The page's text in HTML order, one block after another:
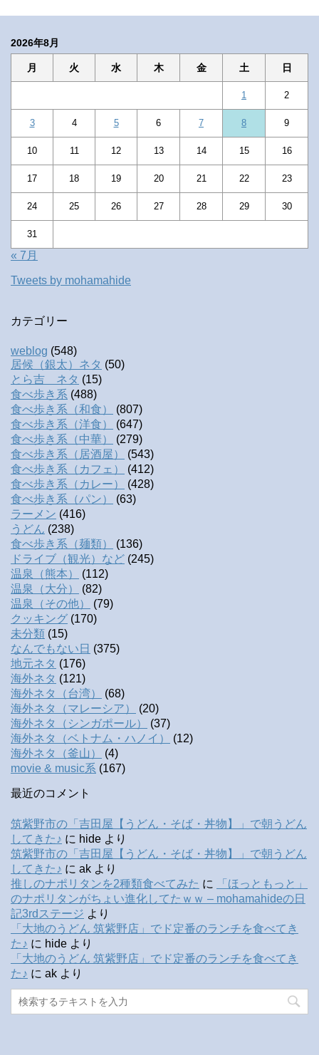
2026年8月
月 火 水 木 金 土 日
1 2
3 4 5 6 7 8 9
10 11 12 13 14 15 16
17 18 19 20 21 22 23
24 25 26 27 28 29 30
31
« 7月
Tweets by mohamahide
カテゴリー
weblog (548)
居候（銀太）ネタ (50)
とら吉 ネタ (15)
食べ歩き系 (488)
食べ歩き系（和食）
(807)
食べ歩き系（洋食）
(647)
食べ歩き系（中華）
(279)
食べ歩き系（居酒屋）
(543)
食べ歩き系（カフェ）
(412)
食べ歩き系（カレー）
(428)
食べ歩き系（パン）
(63)
ラーメン (416)
うどん (238)
食べ歩き系（麺類）
(136)
ドライブ（観光）など (245)
温泉（熊本）
(112)
温泉（大分）
(82)
温泉（その他）
(79)
クッキング (170)
未分類 (15)
なんでもない日 (375)
地元ネタ (176)
海外ネタ (121)
海外ネタ（台湾）
(68)
海外ネタ（マレーシア）
(20)
海外ネタ（シンガポール）
(37)
海外ネタ（ベトナム・ハノイ）
(12)
海外ネタ（釜山）
(4)
movie & music系 (167)
最近のコメント
筑紫野市の「吉田屋【うどん・そば・丼物】」で朝うどん
してきた♪ に hide より
筑紫野市の「吉田屋【うどん・そば・丼物】」で朝うどん
してきた♪ に ak より
推しのナポリタンを2種類食べてみた に
「ほっともっと」
のナポリタンがちょい進化してたｗｗ – mohamahideの日
記3rdステージ より
「大地のうどん 筑紫野店」でド定番のランチを食べてき
た♪ に hide より
「大地のうどん 筑紫野店」でド定番のランチを食べてき
た♪ に ak より